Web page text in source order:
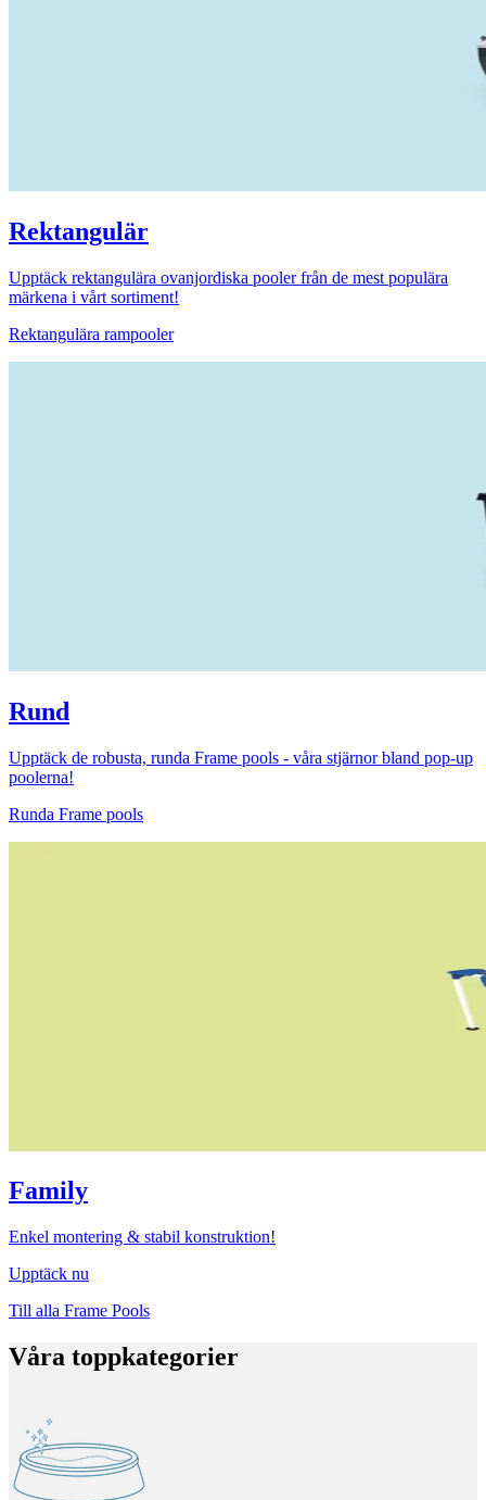
Rektangulär
Upptäck rektangulära ovanjordiska pooler från de mest populära
märkena i vårt sortiment!
Rektangulära rampooler
Rund
Upptäck de robusta, runda Frame pools - våra stjärnor bland pop-up
poolerna!
Runda Frame pools
Family
Enkel montering & stabil konstruktion!
Upptäck nu
Till alla Frame Pools
Våra toppkategorier